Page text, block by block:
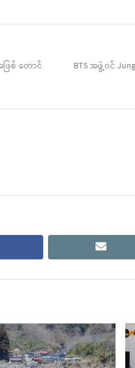
ြစ် တောင်
Next
BTS အဖွဲ့ဝင်
email